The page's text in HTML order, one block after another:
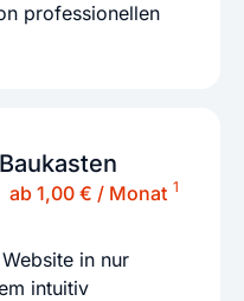
professionellen
ab 1,00 € / Monat 1
in nur
intuitiv